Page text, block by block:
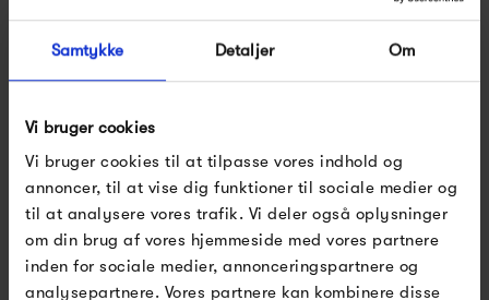
Samtykke Detaljer Om
Vi bruger cookies
Vi bruger cookies til at tilpasse vores indhold og
annoncer, til at vise dig funktioner til sociale medier og
til at analysere vores trafik. Vi deler også oplysninger
om din brug af vores hjemmeside med vores partnere
inden for sociale medier, annonceringspartnere og
analysepartnere. Vores partnere kan kombinere disse
sæson efter sæson, og altid glæde dig til at klæde dig i det
lækre tøj fra Frau.
Produkter fra samme kategori